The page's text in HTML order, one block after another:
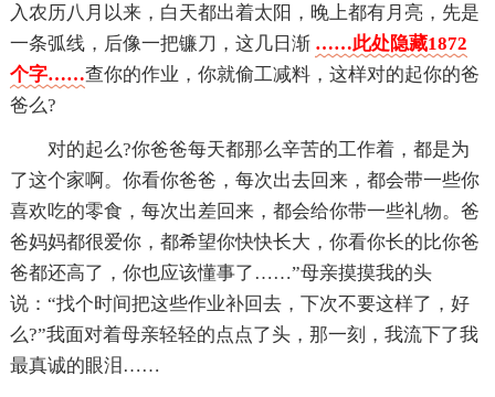
入农历八月以来，白天都出着太阳，晚上都有月亮，先是
一条弧线，后像一把镰刀，这几日渐 ……此处隐藏1872
个字……查你的作业，你就偷工减料，这样对的起你的爸
爸么?
对的起么?你爸爸每天都那么辛苦的工作着，都是为
了这个家啊。你看你爸爸，每次出去回来，都会带一些你
喜欢吃的零食，每次出差回来，都会给你带一些礼物。爸
爸妈妈都很爱你，都希望你快快长大，你看你长的比你爸
爸都还高了，你也应该懂事了……”母亲摸摸我的头
说：“找个时间把这些作业补回去，下次不要这样了，好
么?”我面对着母亲轻轻的点点了头，那一刻，我流下了我
最真诚的眼泪……